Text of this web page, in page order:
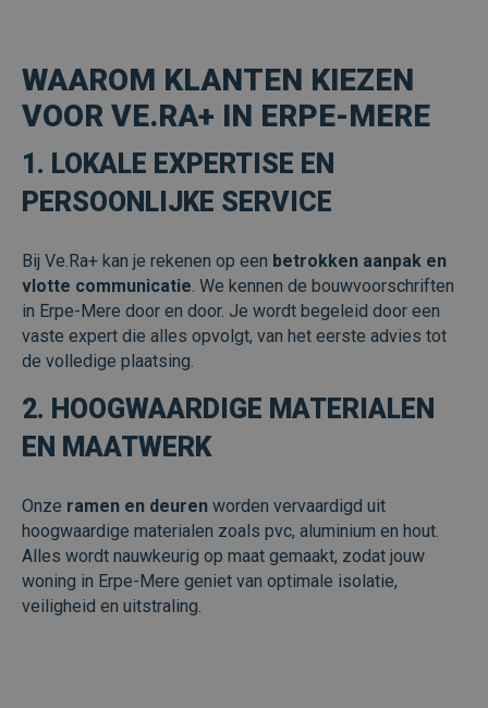
WAAROM KLANTEN KIEZEN
VOOR VE.RA+ IN ERPE-MERE
1. LOKALE EXPERTISE EN
PERSOONLIJKE SERVICE
Bij Ve.Ra+ kan je rekenen op een betrokken aanpak en
vlotte communicatie. We kennen de bouwvoorschriften
in Erpe-Mere door en door. Je wordt begeleid door een
vaste expert die alles opvolgt, van het eerste advies tot
de volledige plaatsing.
2. HOOGWAARDIGE MATERIALEN
EN MAATWERK
Onze ramen en deuren worden vervaardigd uit
hoogwaardige materialen zoals pvc, aluminium en hout.
Alles wordt nauwkeurig op maat gemaakt, zodat jouw
woning in Erpe-Mere geniet van optimale isolatie,
veiligheid en uitstraling.